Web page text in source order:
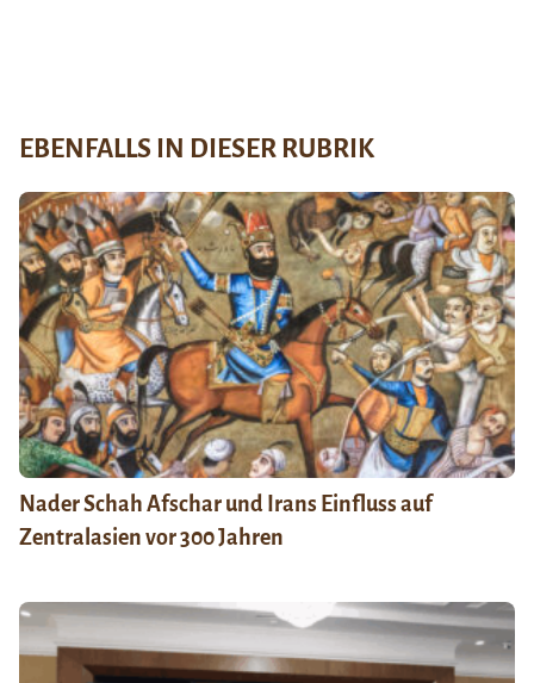
EBENFALLS IN DIESER RUBRIK
Nader Schah Afschar und Irans Einfluss auf
Zentralasien vor 300 Jahren